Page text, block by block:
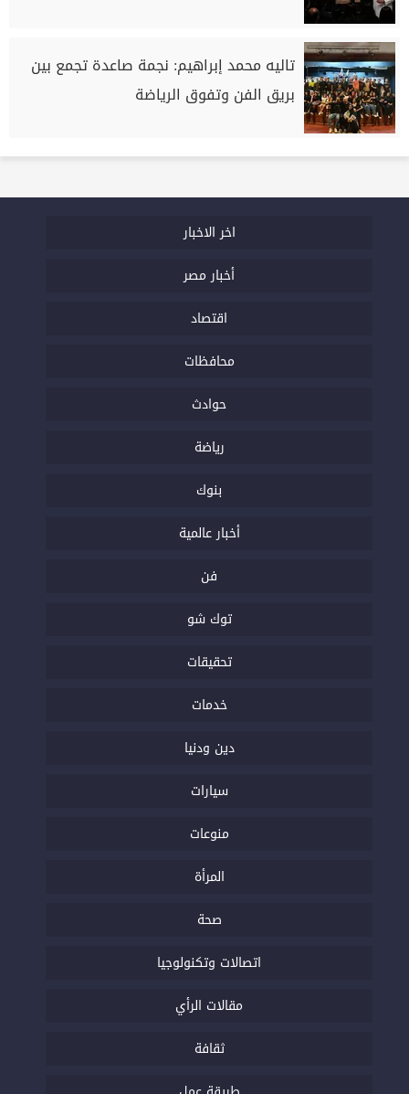
تاليه محمد إبراهيم: نجمة صاعدة تجمع بين
بريق الفن وتفوق الرياضة
اخر الاخبار
أخبار مصر
اقتصاد
محافظات
حوادث
رياضة
بنوك
أخبار عالمية
فن
توك شو
تحقيقات
خدمات
دين ودنيا
سيارات
منوعات
المرأة
صحة
اتصالات وتكنولوجيا
مقالات الرأي
ثقافة